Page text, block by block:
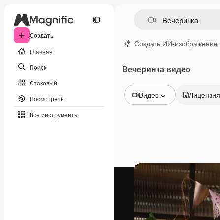
Создать
Главная
Поиск
Стоковый
Посмотреть
Все инструменты
Создать ИИ-изображение
Вечеринка видео
Видео
Видео
Видеоролик
Иконки
3D-модели
Шрифты
Лицензия